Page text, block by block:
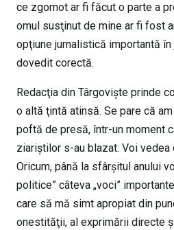
ce zgomot ar fi făcut o parte a
omul susţinut de mine ar fi fost
opţiune jurnalistică importantă
dovedit corectă.
Redacţia din Târgovişte prinde
o altă ţintă atinsă. Se pare că
poftă de presă, într-un moment
ziariştilor s-au blazat. Voi vedea
Oricum, până la sfârşitul anului
politice” câteva „voci”
care să mă simt apropiat din
onestităţii, al exprimării directe